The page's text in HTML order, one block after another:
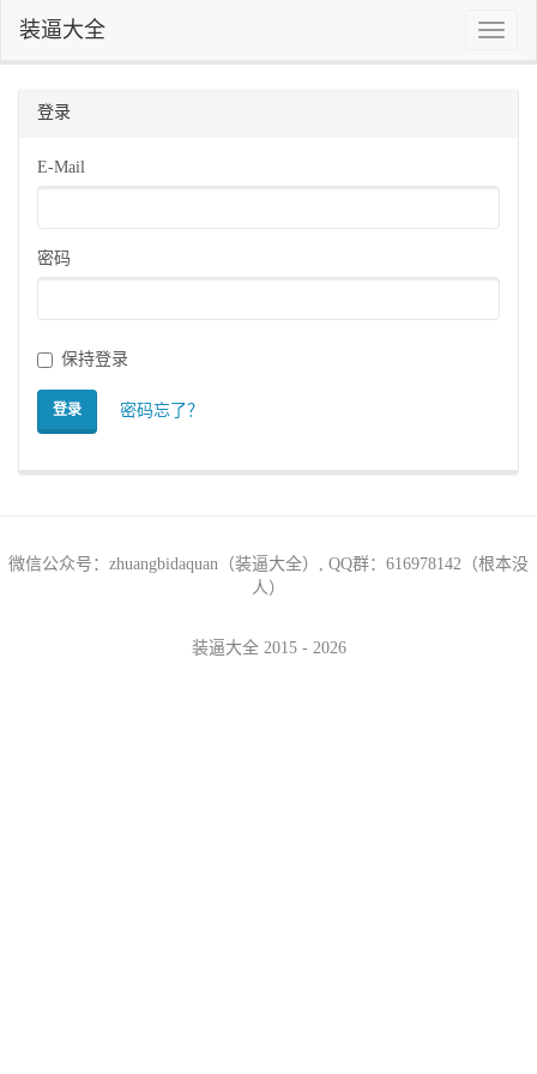
Toggle
装逼大全
登录
E-Mail
密码
保持登录
登录 密码忘了？
微信公众号：zhuangbidaquan（装逼大全）, QQ群：616978142（根本没
人）
装逼大全 2015 - 2026